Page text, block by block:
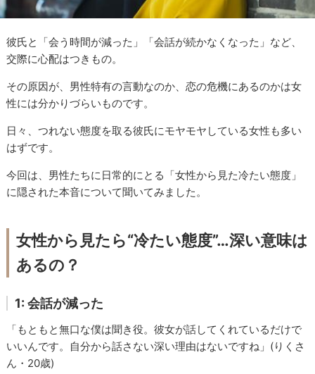
彼氏と「会う時間が減った」「会話が続かなくなった」など、
交際に心配はつきもの。
その原因が、男性特有の言動なのか、恋の危機にあるのかは女
性には分かりづらいものです。
日々、つれない態度を取る彼氏にモヤモヤしている女性も多い
はずです。
今回は、男性たちに日常的にとる「女性から見た冷たい態度」
に隠された本音について聞いてみました。
女性から見たら“冷たい態度”…深い意味は
あるの？
1: 会話が減った
「もともと無口な僕は聞き役。彼女が話してくれているだけで
いいんです。自分から話さない深い理由はないですね」(りくさ
ん・20歳)